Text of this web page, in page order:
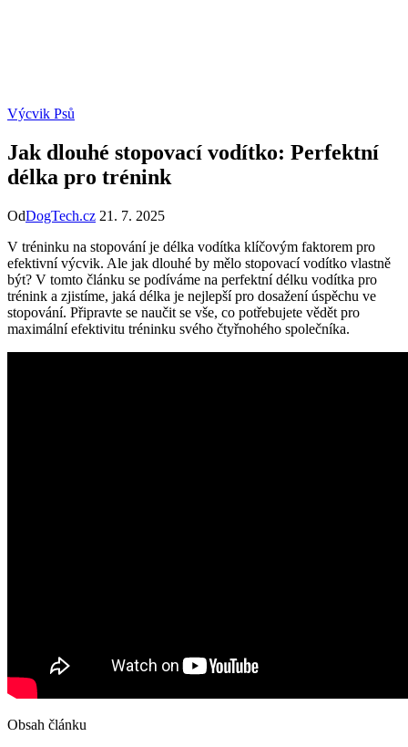
Výcvik Psů
Jak dlouhé stopovací vodítko: Perfektní
délka pro trénink
OdDogTech.cz 21. 7. 2025
V tréninku na stopování je délka vodítka klíčovým faktorem pro
efektivní výcvik. Ale jak dlouhé by mělo stopovací vodítko vlastně
být? V tomto článku se podíváme na perfektní délku vodítka pro
trénink a zjistíme, jaká délka je nejlepší pro dosažení úspěchu ve
stopování. Připravte se naučit se vše, co potřebujete vědět pro
maximální efektivitu tréninku svého čtyřnohého společníka.
Obsah článku